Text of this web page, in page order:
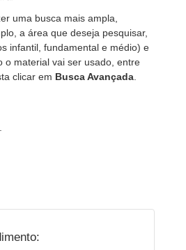
uma busca mais ampla,
a área que deseja pesquisar,
infantil, fundamental e médio) e
o material vai ser usado, entre
clicar em Busca Avançada